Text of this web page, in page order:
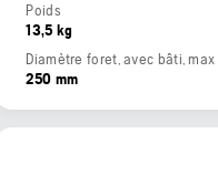
Poids
13,5 kg
Diamètre foret, avec bâti, max
250 mm